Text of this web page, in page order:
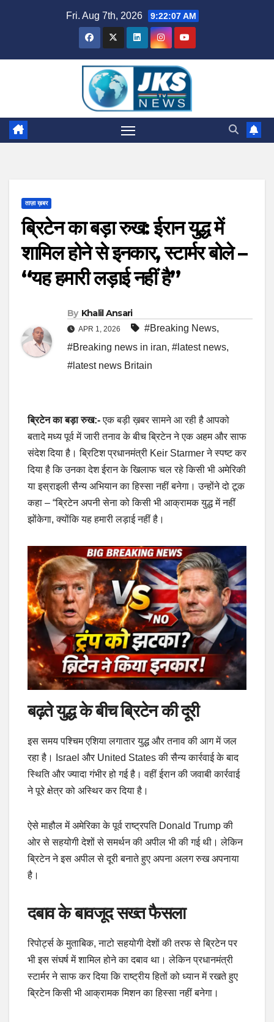
Fri. Aug 7th, 2026 9:22:08 AM
ताज़ा ख़बर
ब्रिटेन का बड़ा रुख: ईरान युद्ध में
शामिल होने से इनकार, स्टार्मर बोले –
“यह हमारी लड़ाई नहीं है”
By Khalil Ansari
APR 1, 2026 #Breaking News,
#Breaking news in iran, #latest news,
#latest news Britain
ब्रिटेन का बड़ा रुख:-एक बड़ी ख़बर सामने आ रही है आपको
बतादे मध्य पूर्व में जारी तनाव के बीच ब्रिटेन ने एक अहम और साफ
संदेश दिया है। ब्रिटिश प्रधानमंत्री Keir Starmer ने स्पष्ट कर
दिया है कि उनका देश ईरान के खिलाफ चल रहे किसी भी अमेरिकी
या इस्राइली सैन्य अभियान का हिस्सा नहीं बनेगा। उन्होंने दो टूक
कहा – “ब्रिटेन अपनी सेना को किसी भी आक्रामक युद्ध में नहीं
झोंकेगा, क्योंकि यह हमारी लड़ाई नहीं है।
बढ़ते युद्ध के बीच ब्रिटेन की दूरी
इस समय पश्चिम एशिया लगातार युद्ध और तनाव की आग में जल
रहा है। Israel और United States की सैन्य कार्रवाई के बाद
स्थिति और ज्यादा गंभीर हो गई है। वहीं ईरान की जवाबी कार्रवाई
ने पूरे क्षेत्र को अस्थिर कर दिया है।
ऐसे माहौल में अमेरिका के पूर्व राष्ट्रपति Donald Trump की
ओर से सहयोगी देशों से समर्थन की अपील भी की गई थी। लेकिन
ब्रिटेन ने इस अपील से दूरी बनाते हुए अपना अलग रुख अपनाया
है।
दबाव के बावजूद सख्त फैसला
रिपोर्ट्स के मुताबिक, नाटो सहयोगी देशों की तरफ से ब्रिटेन पर
भी इस संघर्ष में शामिल होने का दबाव था। लेकिन प्रधानमंत्री
स्टार्मर ने साफ कर दिया कि राष्ट्रीय हितों को ध्यान में रखते हुए
ब्रिटेन किसी भी आक्रामक मिशन का हिस्सा नहीं बनेगा।